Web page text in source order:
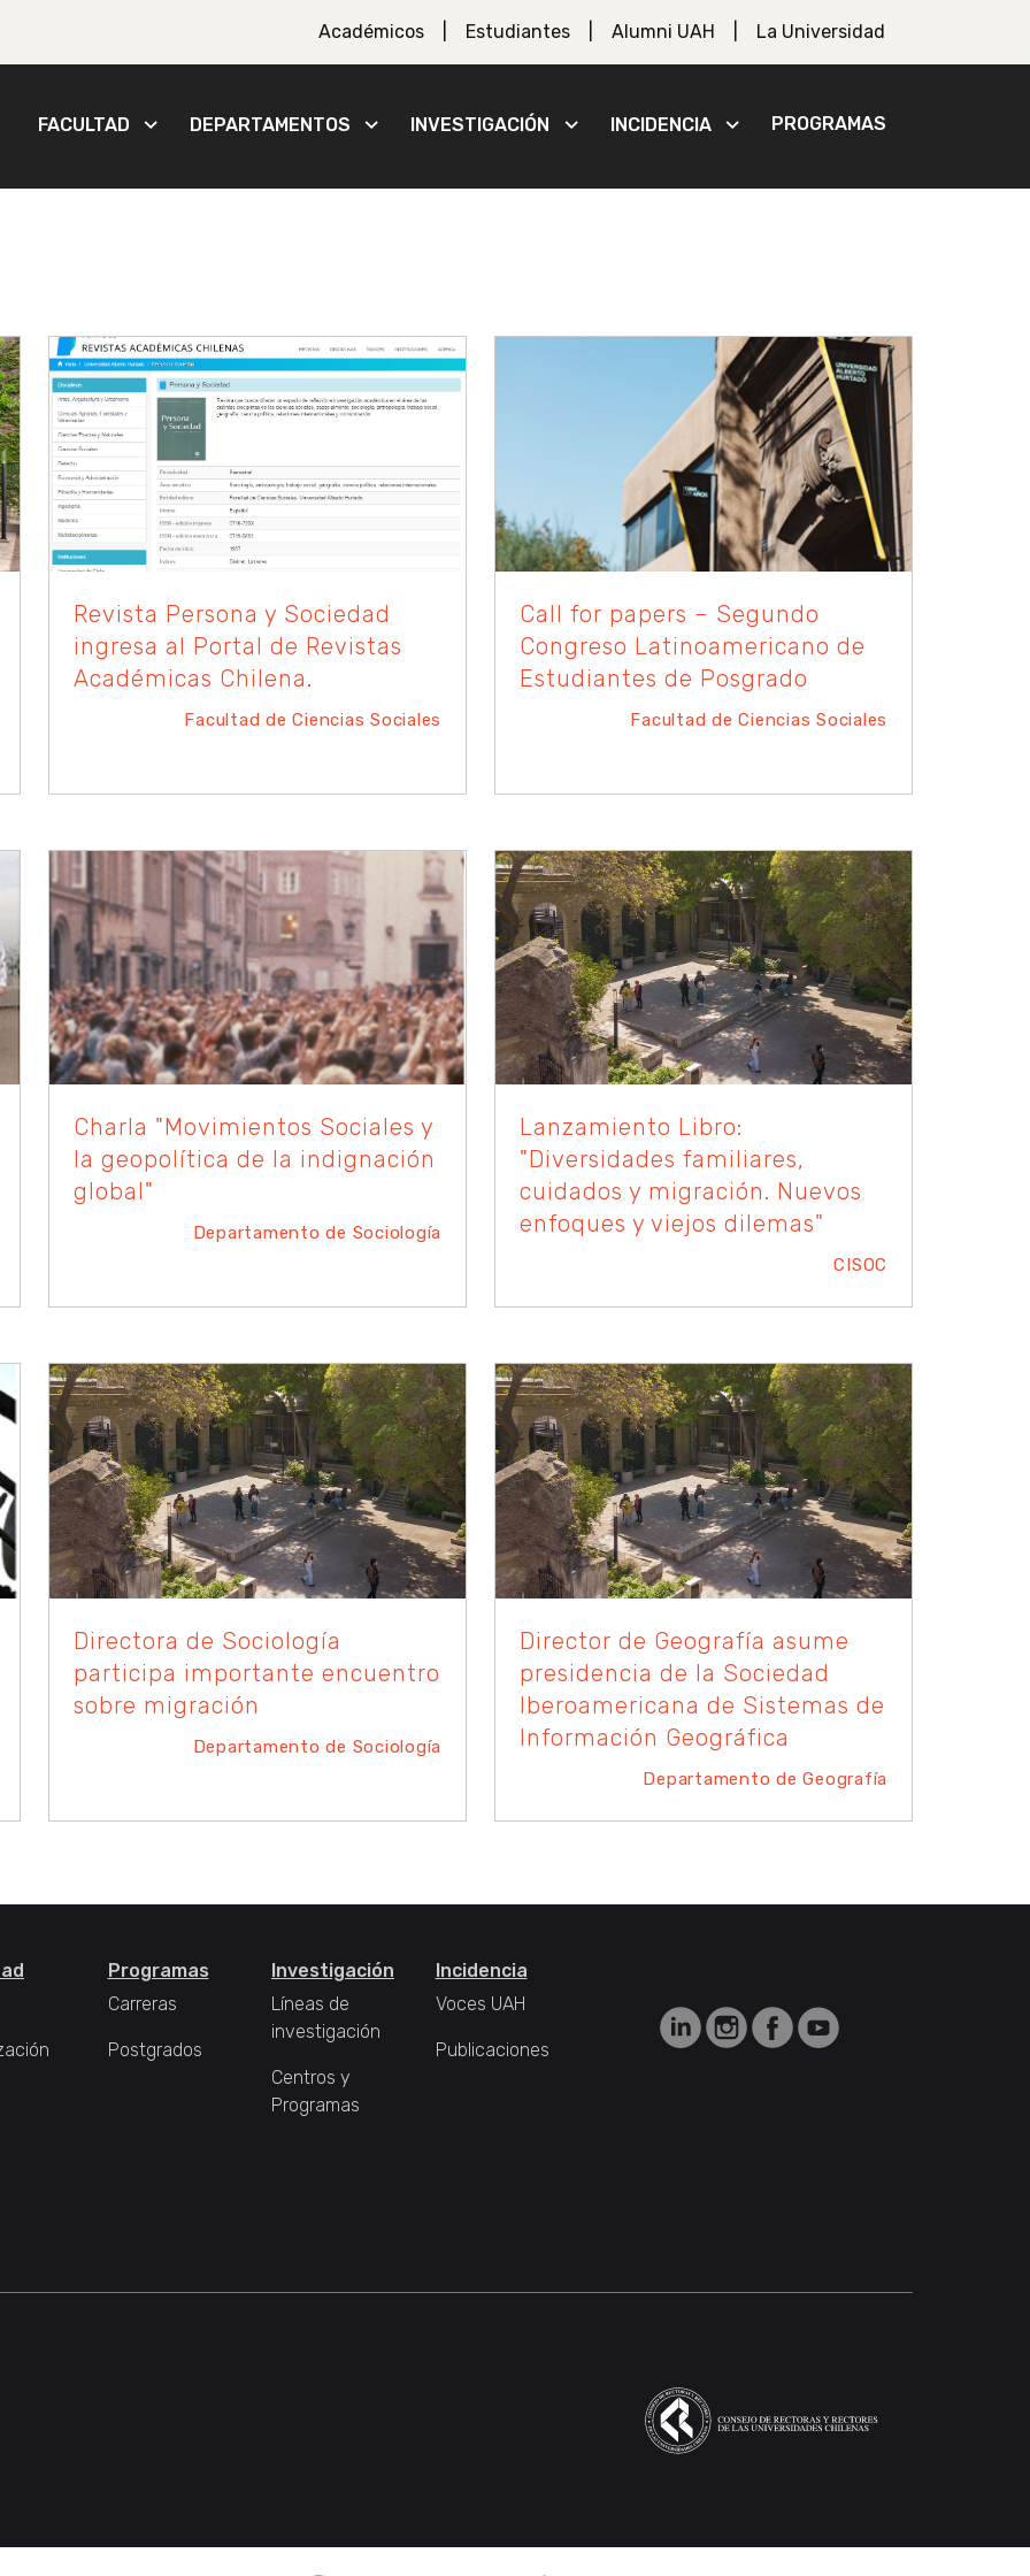
Académicos Estudiantes Alumni UAH La Universidad
FACULTAD DEPARTAMENTOS INVESTIGACIÓN INCIDENCIA PROGRAMAS
Revista Persona y Sociedad
ingresa al Portal de Revistas
Académicas Chilena.
Facultad de Ciencias Sociales
Call for papers – Segundo
Congreso Latinoamericano de
Estudiantes de Posgrado
Facultad de Ciencias Sociales
Charla "Movimientos Sociales y
la geopolítica de la indignación
global"
Departamento de Sociología
Lanzamiento Libro:
"Diversidades familiares,
cuidados y migración. Nuevos
enfoques y viejos dilemas"
CISOC
Directora de Sociología
participa importante encuentro
sobre migración
Departamento de Sociología
Director de Geografía asume
presidencia de la Sociedad
Iberoamericana de Sistemas de
Información Geográfica
Departamento de Geografía
Programas
Carreras
Postgrados
Investigación
Líneas de
investigación
Centros y
Programas
Incidencia
Voces UAH
Publicaciones